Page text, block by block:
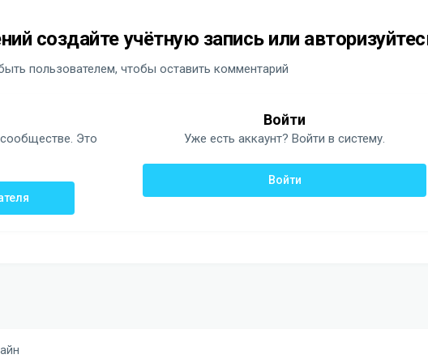
создайте учётную запись или
пользователем, чтобы оставить комментарий
Это
Войти
Уже есть аккаунт? Войти в систему.
Войти